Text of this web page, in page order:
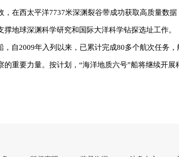
在西太平洋7737米深渊裂谷带成功获取高质量数据
地球深渊科学研究和国际大洋科学钻探选址工作。
自2009年入列以来，已累计完成80多个航次任务，
重要力量。按计划，“海洋地质六号”船将继续开展